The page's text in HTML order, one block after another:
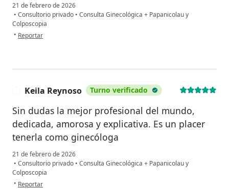
21 de febrero de 2026
• Consultorio privado • Consulta Ginecológica + Papanicolau y
Colposcopia
• en opinión del usuario Franco visaggio
Reportar
Keila Reynoso Turno verificado
Sin dudas la mejor profesional del mundo,
dedicada, amorosa y explicativa. Es un placer
tenerla como ginecóloga
21 de febrero de 2026
• Consultorio privado • Consulta Ginecológica + Papanicolau y
Colposcopia
• en opinión del usuario Keila Reynoso
Reportar